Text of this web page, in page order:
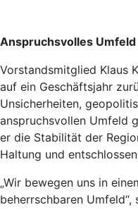
Anspruchsvolles
Vorstandsmitglied Klaus
auf ein Geschäftsjahr
Unsicherheiten,
anspruchsvollen Umfeld
er die Stabilität der
Haltung und
„Wir bewegen uns in
beherrschbaren Umfeld“,